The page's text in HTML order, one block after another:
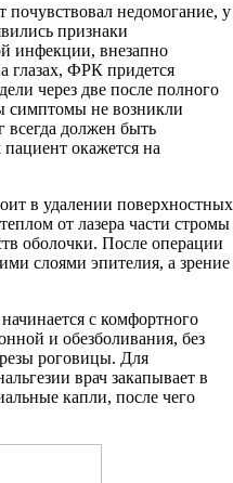
почувствовал недомогание, у
признаки
инфекции, внезапно
глазах, ФРК придется
через две после полного
симптомы не возникли
всегда должен быть
окажется на
в удалении поверхностных
от лазера части стромы
оболочки. После операции
слоями эпителия, а зрение
с комфортного
и обезболивания, без
роговицы. Для
врач закапывает в
капли, после чего